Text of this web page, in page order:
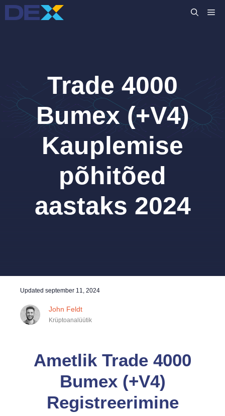
Skip
to
Trade 4000
Bumex (+V4)
Kauplemise
põhitõed
aastaks 2024
Updated september 11, 2024
John Feldt
Krüptoanalüütik
Ametlik Trade 4000
Bumex (+V4)
Registreerimine